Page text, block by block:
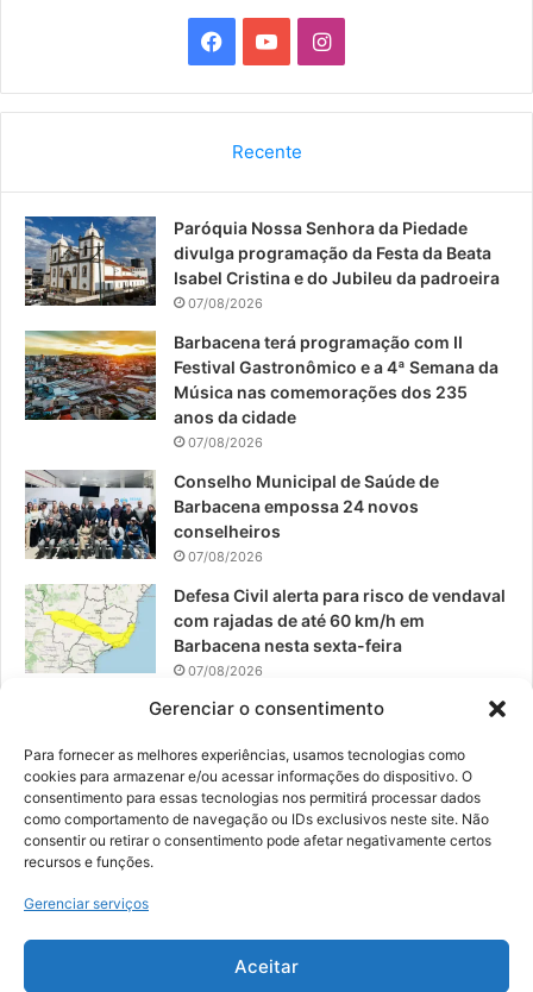
Gerenciar o consentimento
Para fornecer as melhores experiências, usamos tecnologias como
cookies para armazenar e/ou acessar informações do dispositivo. O
consentimento para essas tecnologias nos permitirá processar dados
como comportamento de navegação ou IDs exclusivos neste site. Não
consentir ou retirar o consentimento pode afetar negativamente certos
recursos e funções.
Gerenciar serviços
Aceitar
a
b
o
k
o
u
b
I
n
a
g
a
Recente
Paróquia Nossa Senhora da Piedade
divulga programação da Festa da Beata
Isabel Cristina e do Jubileu da padroeira
07/08/2026
Barbacena terá programação com II
Festival Gastronômico e a 4ª Semana da
Música nas comemorações dos 235
anos da cidade
07/08/2026
Conselho Municipal de Saúde de
Barbacena empossa 24 novos
conselheiros
07/08/2026
Defesa Civil alerta para risco de vendaval
com rajadas de até 60 km/h em
Barbacena nesta sexta-feira
07/08/2026
EPCAR tem a melhor nota do IDEB no
06/08/2026
© 2026, Todos os direitos reservados | Desenvolvido por:
Digital Business| Hospedado por:NP Publicidade
Fale Conosco
Sobre Nós